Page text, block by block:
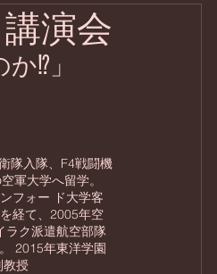
演会
⁉︎」
隊入隊、F4戦闘機
軍大学へ留学。
フォー ド大学客
経て、2005年空
ラク派遣航空部隊
2015年東洋学園
教授